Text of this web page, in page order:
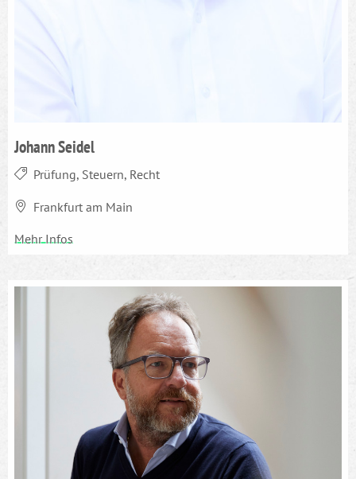
Johann Seidel
Prüfung, Steuern, Recht
Frankfurt am Main
Mehr Infos